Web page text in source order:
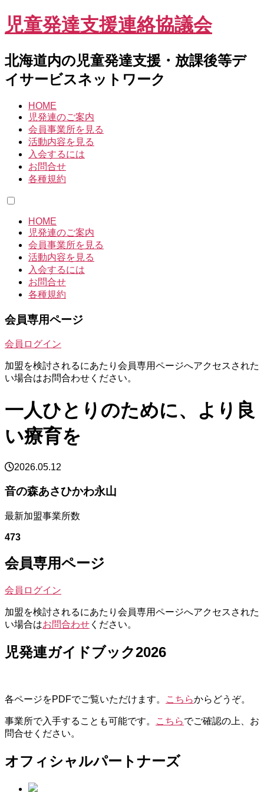
児童発達支援連絡協議会
北海道内の児童発達支援・放課後等デ
イサービスネットワーク
HOME
児発連のご案内
会員事業所を見る
活動内容を見る
入会するには
お問合せ
各種規約
HOME
児発連のご案内
会員事業所を見る
活動内容を見る
入会するには
お問合せ
各種規約
会員専用ページ
会員ログイン
加盟を検討されるにあたり会員専用ページへアクセスされた
い場合はお問合わせください。
一人ひとりのために、より良
い療育を
2026.05.12
音の森あさひかわ永山
最新加盟事業所数
473
会員専用ページ
会員ログイン
加盟を検討されるにあたり会員専用ページへアクセスされた
い場合はお問合わせ ください。
児発連ガイドブック2026
各ページをPDFでご覧いただけます。 こちらからどうぞ。
事業所で入手することも可能です。 こちらでご確認の上、お
問合せください。
オフィシャルパートナーズ